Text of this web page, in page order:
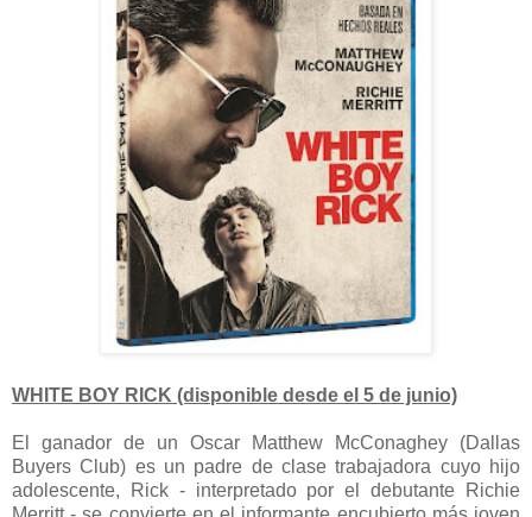
WHITE BOY RICK (disponible desde el 5 de junio)
El ganador de un Oscar Matthew McConaghey (Dallas
Buyers Club) es un padre de clase trabajadora cuyo hijo
adolescente, Rick - interpretado por el debutante Richie